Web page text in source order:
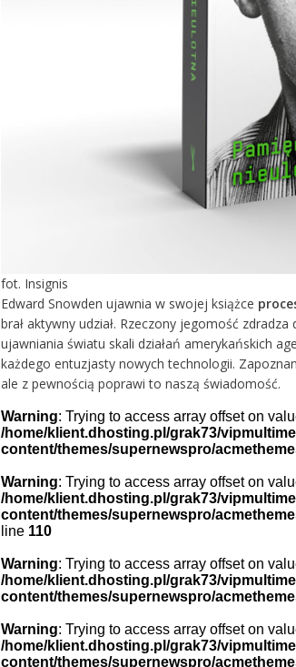
fot. Insignis
Edward Snowden ujawnia w swojej książce
brał aktywny udział. Rzeczony jegomość
ujawniania światu skali działań amerykańskich
każdego entuzjasty nowych technologii.
ale z pewnością poprawi to naszą świadomość.